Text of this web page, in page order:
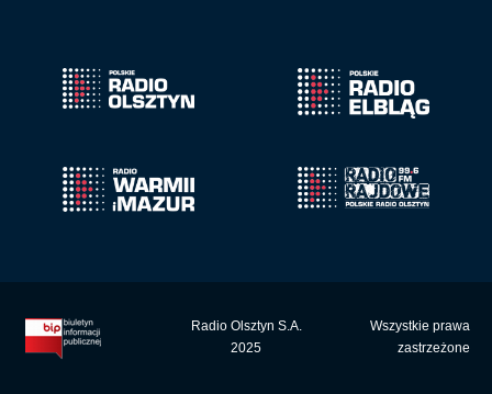
Radio Olsztyn S.A.
2025
Wszystkie prawa
zastrzeżone